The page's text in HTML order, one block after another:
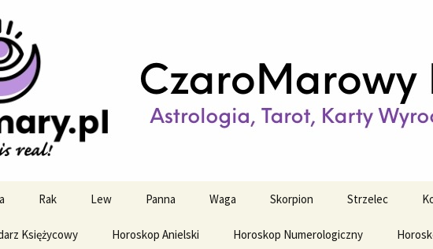
horoskop
i tygodniowy
astrologiczne
Rak Lew Panna Waga Skorpion Strzelec
Księżycowy Horoskop Anielski Horoskop Numerologiczny